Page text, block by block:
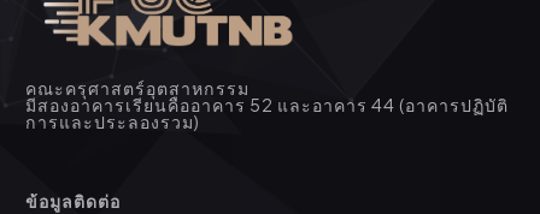
คณะครุศาสตร์อุตสาหกรรม
มีสองอาคารเรียนคืออาคาร 52 และอาคาร 44 (อาคารปฏิบัติ
การและประลองรวม)
ข้อมูลติดต่อ